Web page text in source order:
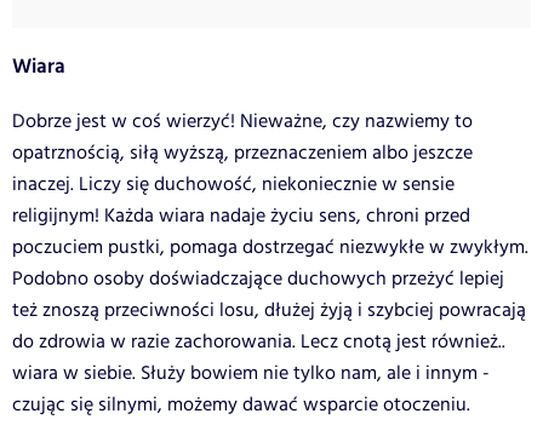
Wiara
Dobrze jest w coś wierzyć! Nieważne, czy nazwiemy to
opatrznością, siłą wyższą, przeznaczeniem albo jeszcze
inaczej. Liczy się duchowość, niekoniecznie w sensie
religijnym! Każda wiara nadaje życiu sens, chroni przed
poczuciem pustki, pomaga dostrzegać niezwykłe w zwykłym.
Podobno osoby doświadczające duchowych przeżyć lepiej
też znoszą przeciwności losu, dłużej żyją i szybciej powracają
do zdrowia w razie zachorowania. Lecz cnotą jest również..
wiara w siebie. Służy bowiem nie tylko nam, ale i innym -
czując się silnymi, możemy dawać wsparcie otoczeniu.